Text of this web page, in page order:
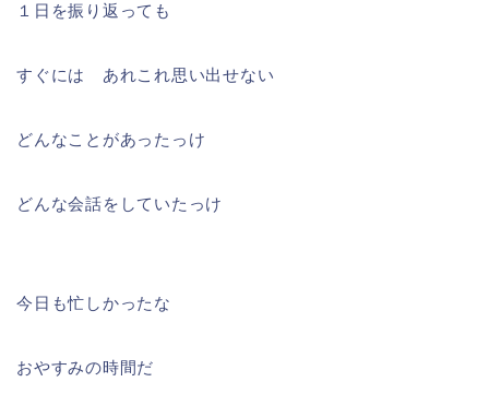
１日を振り返っても
すぐには あれこれ思い出せない
どんなことがあったっけ
どんな会話をしていたっけ
今日も忙しかったな
おやすみの時間だ